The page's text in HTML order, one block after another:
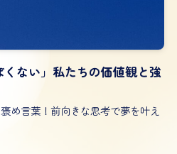
ない」私たちの価値観と強
め言葉！前向きな思考で夢を叶え